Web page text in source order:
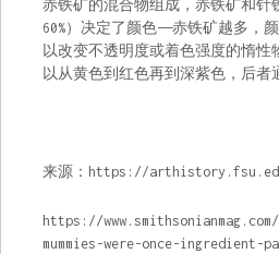
赤铁矿的混合物组成，赤铁矿和针
60%）决定了颜色——赤铁矿越多，
以改变不透明度或着色强度的惰性
以从黄色到红色再到深紫色，后者
来源：https://arthistory.fsu.edu/
https://
mummies-were-once-ingredient-